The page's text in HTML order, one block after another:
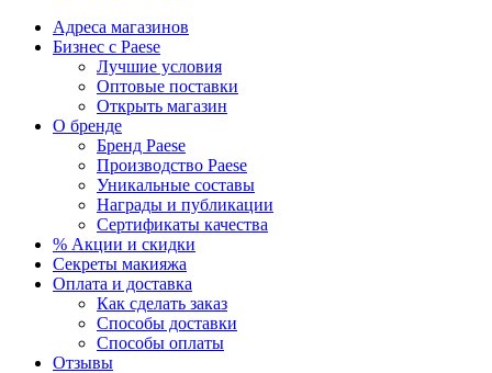
Адреса магазинов
Бизнес с Paese
Лучшие условия
Оптовые поставки
Открыть магазин
О бренде
Бренд Paese
Производство Paese
Уникальные составы
Награды и публикации
Сертификаты качества
% Акции и скидки
Секреты макияжа
Оплата и доставка
Как сделать заказ
Способы доставки
Способы оплаты
Отзывы